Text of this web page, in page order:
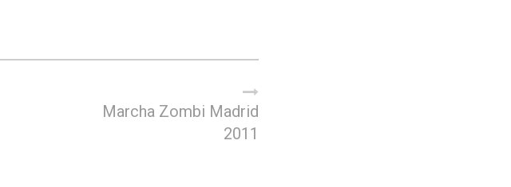
Marcha Zombi Madrid
2011